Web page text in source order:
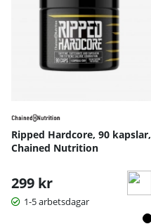
Ripped Hardcore, 90 kapslar,
Chained Nutrition
299 kr
1-5 arbetsdagar